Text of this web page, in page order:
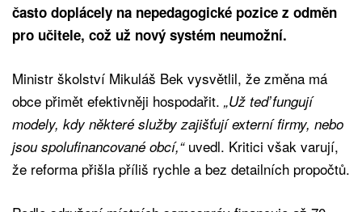
často doplácely na nepedagogické pozice z odměn
pro učitele, což už nový systém neumožní.
Ministr školství Mikuláš Bek vysvětlil, že změna má
obce přimět efektivněji hospodařit. „Už teď fungují
modely, kdy některé služby zajišťují externí firmy, nebo
jsou spolufinancované obcí,“ uvedl. Kritici však varují,
že reforma přišla příliš rychle a bez detailních propočtů.